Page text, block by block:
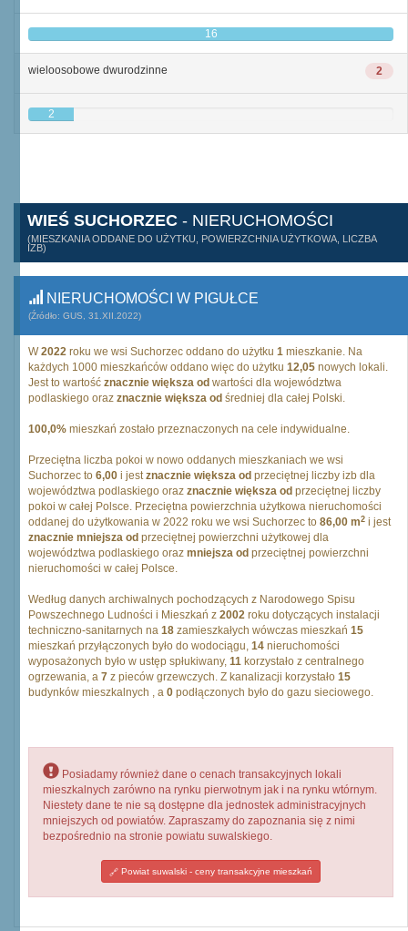
16
2
wieloosobowe dwurodzinne
2
WIEŚ SUCHORZEC - NIERUCHOMOŚCI
(MIESZKANIA ODDANE DO UŻYTKU, POWIERZCHNIA UŻYTKOWA, LICZBA
IZB)
NIERUCHOMOŚCI W PIGUŁCE
(Źródło: GUS, 31.XII.2022)
W2022 roku we wsi Suchorzec oddano do użytku 1 mieszkanie. Na
każdych 1000 mieszkańców oddano więc do użytku 12,05 nowych lokali.
Jest to wartość znacznie większa od wartości dla województwa
podlaskiego oraz znacznie większa od średniej dla całej Polski.
100,0% mieszkań zostało przeznaczonych na cele indywidualne.
Przeciętna liczba pokoi w nowo oddanych mieszkaniach we wsi
Suchorzec to 6,00 i jestznacznie większa od przeciętnej liczby izb dla
województwa podlaskiego oraz znacznie większa od przeciętnej liczby
pokoi w całej Polsce. Przeciętna powierzchnia użytkowa nieruchomości
oddanej do użytkowania w 2022 roku we wsi Suchorzec to 86,00 m2 i jest
znacznie mniejsza od przeciętnej powierzchni użytkowej dla
województwa podlaskiego oraz mniejsza od przeciętnej powierzchni
nieruchomości w całej Polsce.
Według danych archiwalnych pochodzących z Narodowego Spisu
Powszechnego Ludności i Mieszkań z 2002 roku dotyczących instalacji
techniczno-sanitarnych na 18 zamieszkałych wówczas mieszkań 15
mieszkań przyłączonych było do wodociągu, 14 nieruchomości
wyposażonych było w ustęp spłukiwany, 11 korzystało z centralnego
ogrzewania, a 7 z pieców grzewczych. Z kanalizacji korzystało 15
budynków mieszkalnych , a 0 podłączonych było do gazu sieciowego.
Posiadamy również dane o cenach transakcyjnych lokali
mieszkalnych zarówno na rynku pierwotnym jak i na rynku wtórnym.
Niestety dane te nie są dostępne dla jednostek administracyjnych
mniejszych od powiatów. Zapraszamy do zapoznania się z nimi
bezpośrednio na stronie powiatu suwalskiego.
Powiat suwalski - ceny transakcyjne mieszkań